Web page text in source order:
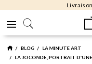
Livraison
BLOG
LA MINUTE ART
LA JOCONDE, PORTRAIT